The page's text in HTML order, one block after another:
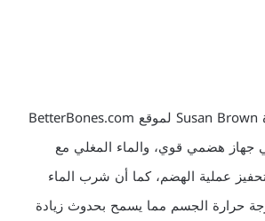
حسب تصريح الدكتورة Susan Brown لموقع BetterBones.com
جهاز هضمي قوي، والماء المغلي مع
عملية الهضم، كما أن شرب الماء
حرارة الجسم مما يسمح بحدوث زيادة